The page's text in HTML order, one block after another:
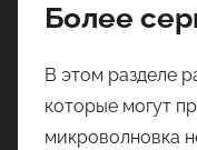
Более
В этом разделе
которые могут
микроволновка